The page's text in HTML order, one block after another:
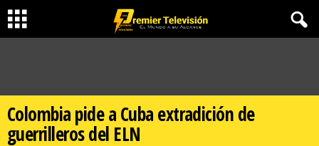
Colombia pide a Cuba extradición de
guerrilleros del ELN